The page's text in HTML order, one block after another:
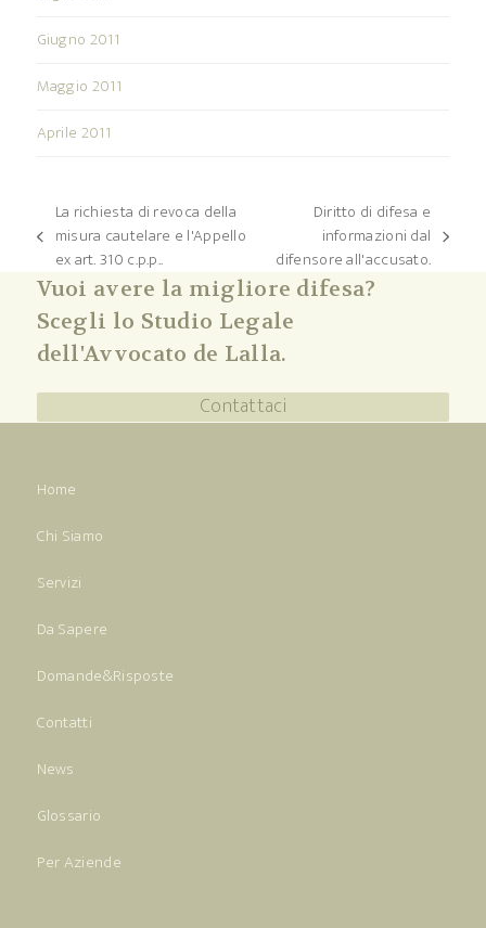
Giugno 2011
Maggio 2011
Aprile 2011
post
precedente:
La richiesta di revoca della
misura cautelare e l'Appello
ex art. 310 c.p.p..
articolo
successivo:
Diritto di difesa e
informazioni dal
difensore all'accusato.
Vuoi avere la migliore difesa?
Scegli lo Studio Legale
dell'Avvocato de Lalla.
Contattaci
Home
Chi Siamo
Servizi
Da Sapere
Domande&Risposte
Contatti
News
Glossario
Per Aziende